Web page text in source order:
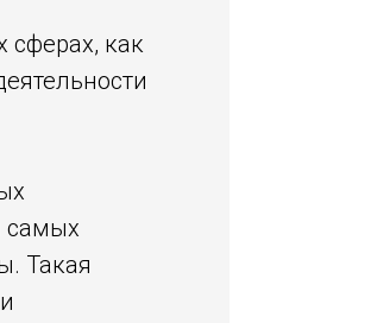
сферах, как
самых
Такая